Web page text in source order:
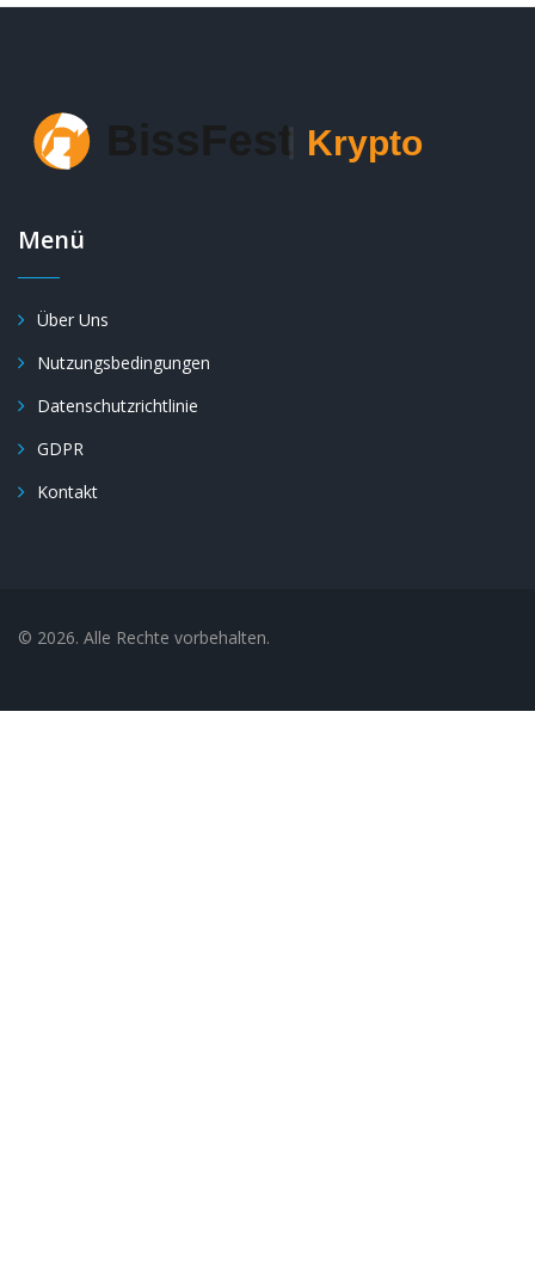
Menü
Über Uns
Nutzungsbedingungen
Datenschutzrichtlinie
GDPR
Kontakt
© 2026. Alle Rechte vorbehalten.